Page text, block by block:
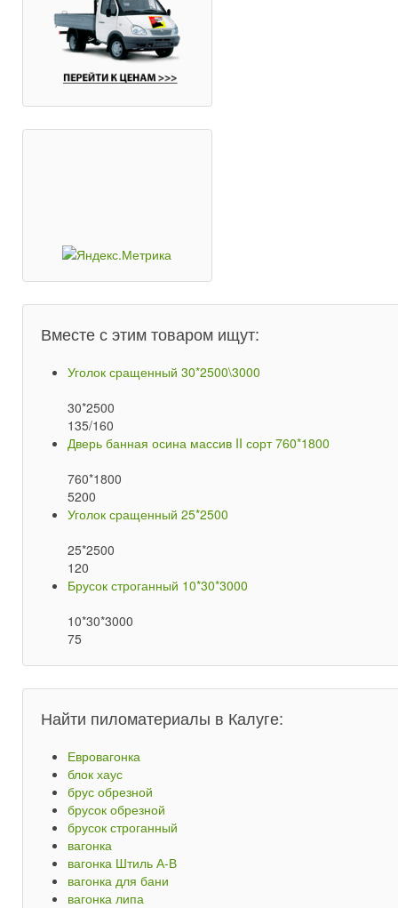
Вместе с этим товаром ищут:
Уголок сращенный 30*2500\3000
30*2500
135/160
Дверь банная осина массив II сорт 760*1800
760*1800
5200
Уголок сращенный 25*2500
25*2500
120
Брусок строганный 10*30*3000
10*30*3000
75
Найти пиломатериалы в Калуге:
Евровагонка
блок хаус
брус обрезной
брусок обрезной
брусок строганный
вагонка
вагонка Штиль А-В
вагонка для бани
вагонка липа